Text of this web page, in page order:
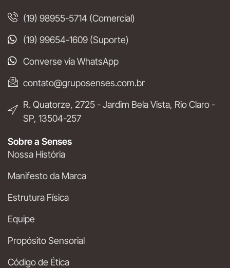
(19) 98955-5714 (Comercial)
(19) 99654-1609 (Suporte)
Converse via WhatsApp
contato@gruposenses.com.br
R. Quatorze, 2725 - Jardim Bela Vista, Rio Claro -
SP, 13504-257
Sobre a Senses
Nossa História
Manifesto da Marca
Estrutura Física
Equipe
Propósito Sensorial
Código de Ética